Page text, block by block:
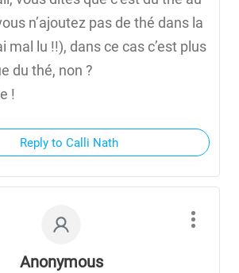
n’ajoutez pas de thé dans la
mal lu !!), dans ce cas c’est plus
du thé, non ?
!
Reply to Calli Nath
Anonymous